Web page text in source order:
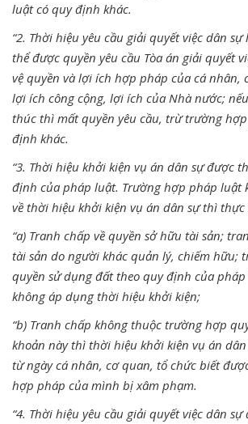
luật có quy định khác.
“2. Thời hiệu yêu cầu giải quyết việc dân
thể được quyền yêu cầu Tòa án giải quyết
vệ quyền và lợi ích hợp pháp của cá nhân,
lợi ích công cộng, lợi ích của Nhà nước;
thúc thì mất quyền yêu cầu, trừ trường
định khác.
“3. Thời hiệu khởi kiện vụ án dân sự được
định của pháp luật. Trường hợp pháp luật
về thời hiệu khởi kiện vụ án dân sự thì
“a) Tranh chấp về quyền sở hữu tài sản;
tài sản do người khác quản lý, chiếm hữu;
quyền sử dụng đất theo quy định của
không áp dụng thời hiệu khởi kiện;
“b) Tranh chấp không thuộc trường hợp
khoản này thì thời hiệu khởi kiện vụ án
từ ngày cá nhân, cơ quan, tổ chức biết
hợp pháp của mình bị xâm phạm.
“4. Thời hiệu yêu cầu giải quyết việc dân